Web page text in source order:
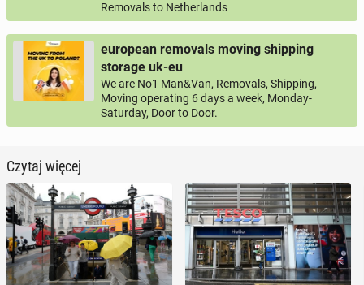
Removals to Netherlands
european removals moving shipping
storage uk-eu
We are No1 Man&Van, Removals, Shipping,
Moving operating 6 days a week, Monday-
Saturday, Door to Door.
Czytaj więcej